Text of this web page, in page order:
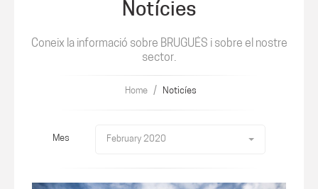
Notícies
Coneix la informació sobre BRUGUÉS i sobre el nostre
sector.
Home / Noticíes
Mes February 2020